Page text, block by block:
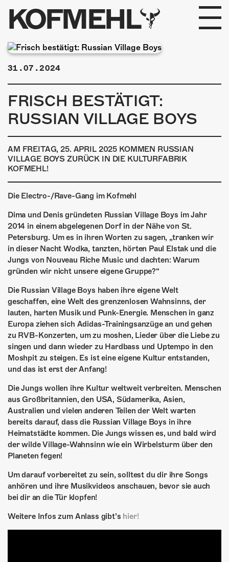
KOFMEHL
PROGRAMM
FABRIKGEFLÜSTER
GALERIE
PHOTOMAT
INFOS
ÜBER UNS
GÖNNEREI
SHOP
MITMACHEN
31.07.2024
FRISCH BESTÄTIGT:
RUSSIAN VILLAGE BOYS
AM FREITAG, 25. APRIL 2025 KOMMEN RUSSIAN
VILLAGE BOYS ZURÜCK IN DIE KULTURFABRIK
KOFMEHL!
Die Electro-/Rave-Gang im Kofmehl
Dima und Denis gründeten Russian Village Boys im Jahr
2014 in einem abgelegenen Dorf in der Nähe von St.
Petersburg. Um es in ihren Worten zu sagen, „tranken wir
in dieser Nacht Wodka, tanzten, hörten Paul Elstak und die
Jungs von Nouveau Riche Music und dachten: Warum
gründen wir nicht unsere eigene Gruppe?“
Die Russian Village Boys haben ihre eigene Welt
geschaffen, eine Welt des grenzenlosen Wahnsinns, der
lauten, harten Musik und Punk-Energie. Menschen in ganz
Europa ziehen sich Adidas-Trainingsanzüge an und gehen
zu RVB-Konzerten, um zu moshen, Lieder über die Liebe zu
singen und dann wieder zu Hardbass und Uptempo in den
Moshpit zu steigen. Es ist eine eigene Kultur entstanden,
und das ist erst der Anfang!
Die Jungs wollen ihre Kultur weltweit verbreiten. Menschen
aus Großbritannien, den USA, Südamerika, Asien,
Australien und vielen anderen Teilen der Welt warten
bereits darauf, dass die Russian Village Boys in ihre
Heimatstädte kommen. Die Jungs wissen es, und bald wird
der wilde Village-Wahnsinn wie ein Wirbelsturm über den
Planeten fegen!
Um darauf vorbereitet zu sein, solltest du dir ihre Songs
anhören und ihre Musikvideos anschauen, bevor sie auch
bei dir an die Tür klopfen!
Weitere Infos zum Anlass gibt’s hier!